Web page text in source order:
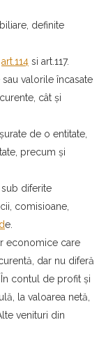
definite
art.114 si art.117.
valorile încasate
cât şi
de o entitate,
precum şi
diferite
comisioane,
e.
economice care
dar nu diferă
În contul de profit şi
la valoarea netă,
venituri din